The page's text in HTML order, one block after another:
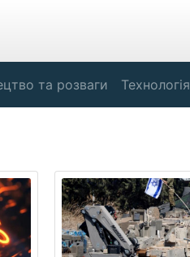
та розваги Технологія